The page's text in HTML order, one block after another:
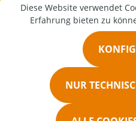
Diese Website verwendet
Erfahrung bieten zu
NUR